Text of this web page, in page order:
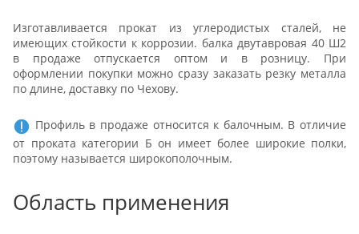
Изготавливается прокат из углеродистых сталей, не
имеющих стойкости к коррозии. балка двутавровая 40 Ш2
в продаже отпускается оптом и в розницу. При
оформлении покупки можно сразу заказать резку металла
по длине, доставку по Чехову.
Профиль в продаже относится к балочным. В отличие
от проката категории Б он имеет более широкие полки,
поэтому называется широкополочным.
Область применения